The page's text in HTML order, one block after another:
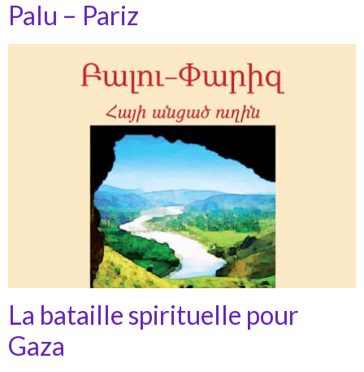
Palu – Pariz
La bataille spirituelle pour
Gaza